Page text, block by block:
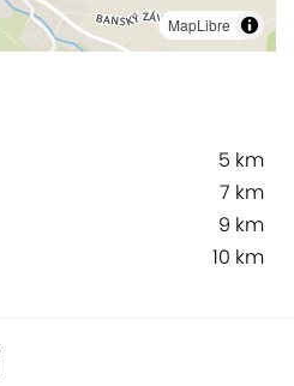
MapLibre
5 km
7 km
9 km
10 km